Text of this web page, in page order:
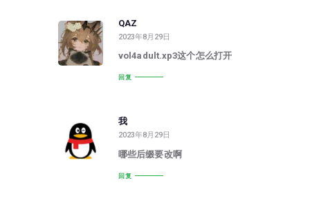
QAZ
2023年8月29日
vol4adult.xp3这个怎么打开
回复
我
2023年8月29日
哪些后缀要改啊
回复